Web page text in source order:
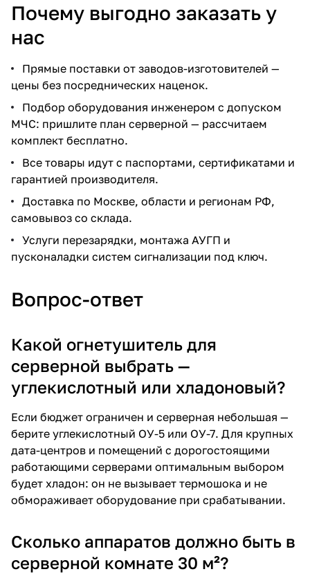
Почему выгодно заказать у
нас
Прямые поставки от заводов-изготовителей —
цены без посреднических наценок.
Подбор оборудования инженером с допуском
МЧС: пришлите план серверной — рассчитаем
комплект бесплатно.
Все товары идут с паспортами, сертификатами и
гарантией производителя.
Доставка по Москве, области и регионам РФ,
самовывоз со склада.
Услуги перезарядки, монтажа АУГП и
пусконаладки систем сигнализации под ключ.
Вопрос-ответ
Какой огнетушитель для
серверной выбрать —
углекислотный или хладоновый?
Если бюджет ограничен и серверная небольшая —
берите углекислотный ОУ-5 или ОУ-7. Для крупных
дата-центров и помещений с дорогостоящими
работающими серверами оптимальным выбором
будет хладон: он не вызывает термошока и не
обмораживает оборудование при срабатывании.
Сколько аппаратов должно быть в
серверной комнате 30 м²?